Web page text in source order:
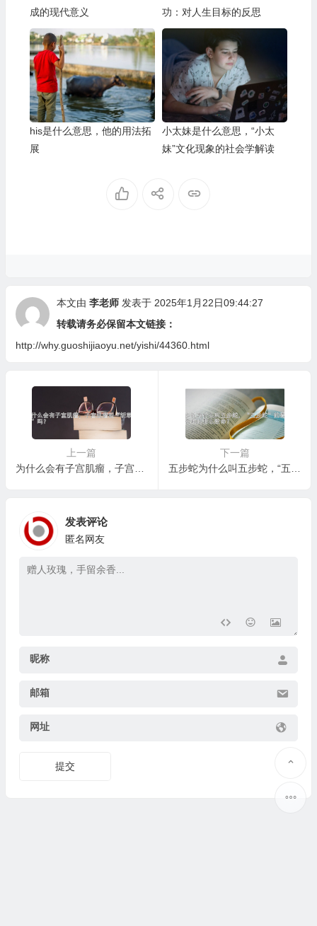
成的现代意义
功：对人生目标的反思
his是什么意思，他的用法拓
展
小太妹是什么意思，“小太
妹”文化现象的社会学解读
本文由 李老师发表于 2025年1月22日09:44:27
转载请务必保留本文链接：
http://why.guoshijiaoyu.net/yishi/44360.html
上一篇
为什么会有子宫肌瘤，子宫肌瘤能“斩草除根”吗？
下一篇
五步蛇为什么叫五步蛇，“五步蛇”的毒性是否真的那么致命？
发表评论
匿名网友
昵称
邮箱
网址
提交